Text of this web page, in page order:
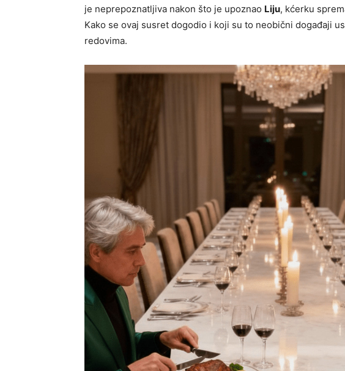
je neprepoznatljiva nakon što je upoznao Liju, kćerku
Kako se ovaj susret dogodio i koji su to neobični događaji
redovima.